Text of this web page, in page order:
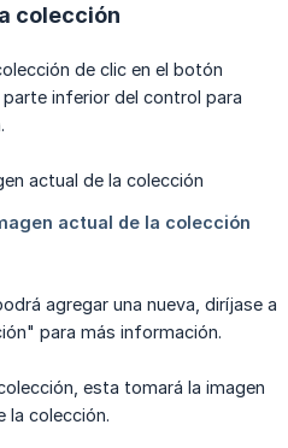
colección
de clic en el botón
inferior del control para
agregar una nueva, diríjase a
para más información.
esta tomará la imagen
la colección.